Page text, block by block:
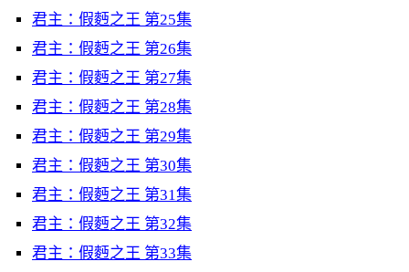
君主：假麪之王 第25集
君主：假麪之王 第26集
君主：假麪之王 第27集
君主：假麪之王 第28集
君主：假麪之王 第29集
君主：假麪之王 第30集
君主：假麪之王 第31集
君主：假麪之王 第32集
君主：假麪之王 第33集